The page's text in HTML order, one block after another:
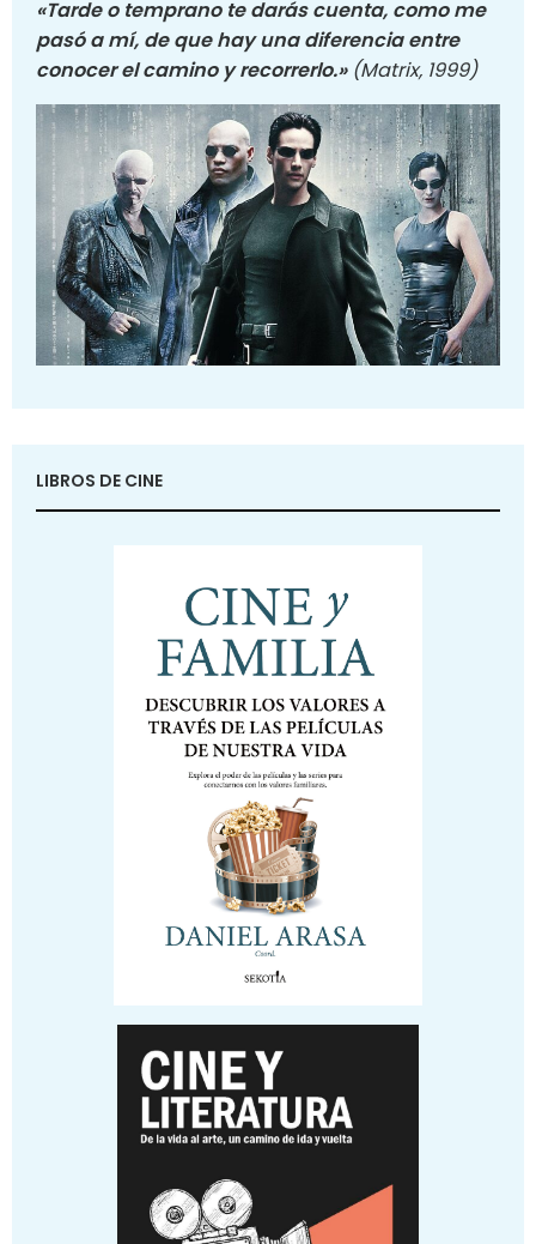
«Tarde o temprano te darás cuenta, como me
pasó a mí, de que hay una diferencia entre
conocer el camino y recorrerlo.» (Matrix, 1999)
LIBROS DE CINE